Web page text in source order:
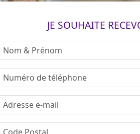
JE SOUHAITE